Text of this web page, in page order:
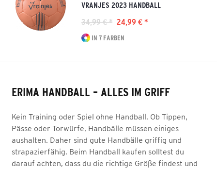
VRANJES 2023 HANDBALL
34,99 € * 24,99 € *
IN 7 FARBEN
ERIMA HANDBALL – ALLES IM GRIFF
Kein Training oder Spiel ohne Handball. Ob Tippen,
Pässe oder Torwürfe, Handbälle müssen einiges
aushalten. Daher sind gute Handbälle griffig und
strapazierfähig. Beim Handball kaufen solltest du
darauf achten, dass du die richtige Größe findest und